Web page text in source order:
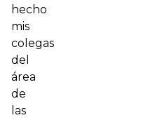
hecho
mis
colegas
del
área
de
las